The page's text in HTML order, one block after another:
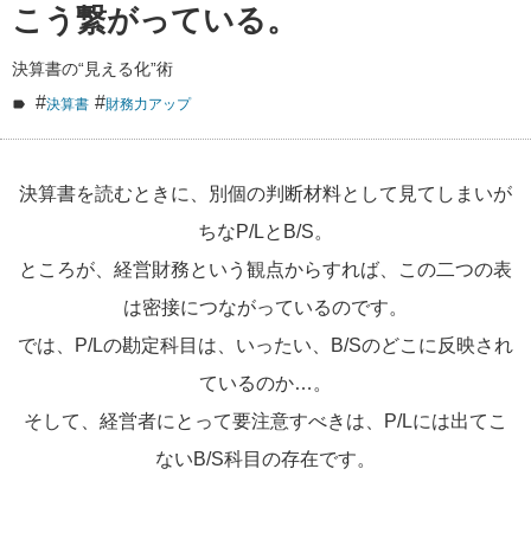
こう繋がっている。
決算書の“見える化”術
#決算書 #財務力アップ
決算書を読むときに、別個の判断材料として見てしまいが
ちなP/LとB/S。
ところが、経営財務という観点からすれば、この二つの表
は密接につながっているのです。
では、P/Lの勘定科目は、いったい、B/Sのどこに反映され
ているのか…。
そして、経営者にとって要注意すべきは、P/Lには出てこ
ないB/S科目の存在です。